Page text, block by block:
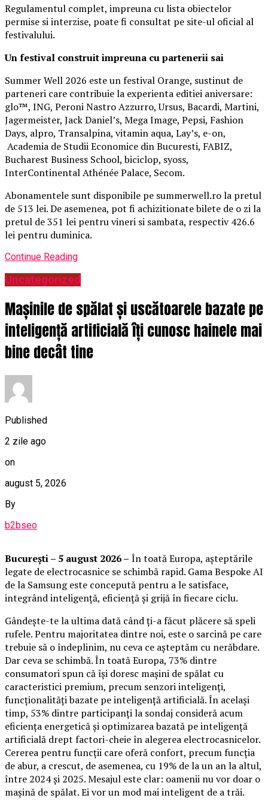
Regulamentul complet, impreuna cu lista obiectelor
permise si interzise, poate fi consultat pe site-ul oficial al
festivalului.
Un festival construitimpreuna cu partenerii sai
Summer Well 2026 este un festival Orange, sustinut de
parteneri care contribuie la experienta editiei aniversare:
glo™, ING, Peroni Nastro Azzurro, Ursus, Bacardi, Martini,
Jagermeister, Jack Daniel’s, Mega Image, Pepsi, Fashion
Days, alpro, Transalpina, vitamin aqua, Lay’s, e-on,
Academia de Studii Economice din Bucuresti, FABIZ,
Bucharest Business School, biciclop, syoss,
InterContinental Athénée Palace, Secom.
Abonamentele sunt disponibile pe summerwell.ro la pretul
de 513 lei. De asemenea, pot fi achizitionate bilete de o zi la
pretul de 351 lei pentru vineri si sambata, respectiv 426.6
lei pentru duminica.
Continue Reading
Uncategorized
Mașinile de spălat și uscătoarele bazate pe
inteligență artificială îți cunosc hainele mai
bine decât tine
Published
2 zile ago
on
august 5, 2026
By
b2bseo
București – 5 august 2026 – În toată Europa, așteptările
legate de electrocasnice se schimbă rapid. Gama Bespoke AI
de la Samsung este concepută pentru a le satisface,
integrând inteligență, eficiență și grijă în fiecare ciclu.
Gândește-te la ultima dată când ți-a făcut plăcere să speli
rufele. Pentru majoritatea dintre noi, este o sarcină pe care
trebuie să o îndeplinim, nu ceva ce așteptăm cu nerăbdare.
Dar ceva se schimbă. În toată Europa, 73% dintre
consumatori spun că își doresc mașini de spălat cu
caracteristici premium, precum senzori inteligenți,
funcționalități bazate pe inteligență artificială. În același
timp, 53% dintre participanți la sondaj consideră acum
eficiența energetică și optimizarea bazată pe inteligență
artificială drept factori-cheie în alegerea electrocasnicelor.
Cererea pentru funcții care oferă confort, precum funcția
de abur, a crescut, de asemenea, cu 19% de la un an la altul,
între 2024 și 2025. Mesajul este clar: oamenii nu vor doar o
mașină de spălat. Ei vor un mod mai inteligent de a trăi.